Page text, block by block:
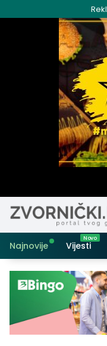
to
Najnovije Vijesti